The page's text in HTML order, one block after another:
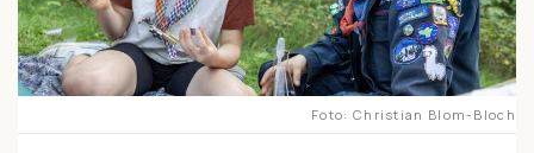
Foto Christian Blom-Bloch